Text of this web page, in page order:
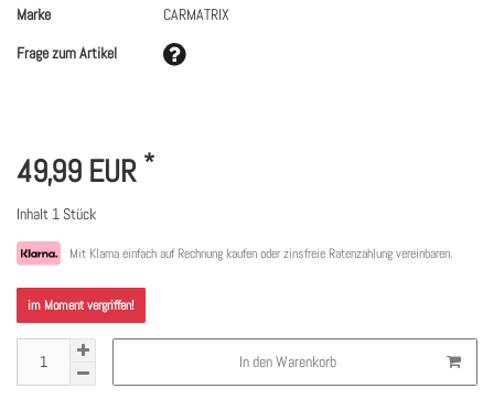
Marke
CARMATRIX
Frage zum Artikel
49,99 EUR *
Inhalt 1 Stück
Mit Klarna einfach auf Rechnung kaufen oder zinsfreie Ratenzahlung vereinbaren.
im Moment vergriffen!
In den Warenkorb